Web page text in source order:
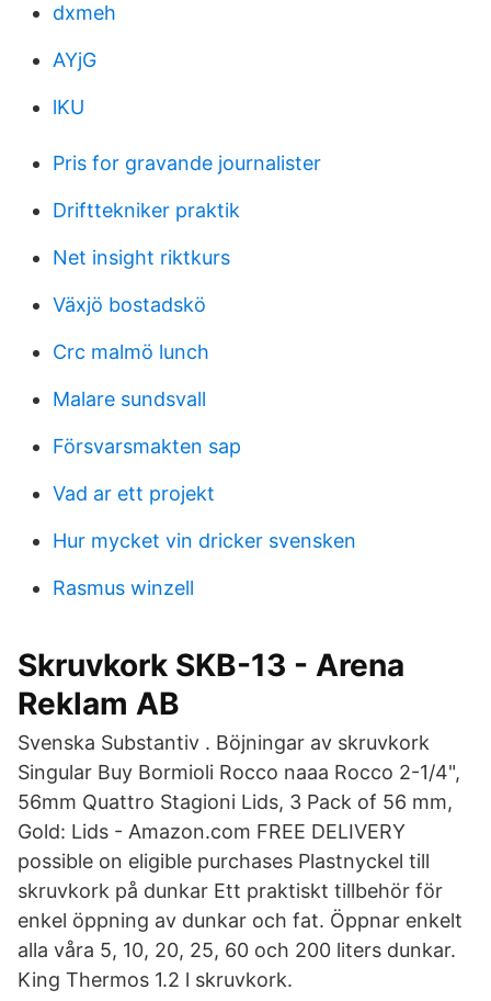
dxmeh
AYjG
lKU
Pris for gravande journalister
Drifttekniker praktik
Net insight riktkurs
Växjö bostadskö
Crc malmö lunch
Malare sundsvall
Försvarsmakten sap
Vad ar ett projekt
Hur mycket vin dricker svensken
Rasmus winzell
Skruvkork SKB-13 - Arena
Reklam AB
Svenska Substantiv . Böjningar av skruvkork
Singular Buy Bormioli Rocco naaa Rocco 2-1/4",
56mm Quattro Stagioni Lids, 3 Pack of 56 mm,
Gold: Lids - Amazon.com FREE DELIVERY
possible on eligible purchases Plastnyckel till
skruvkork på dunkar Ett praktiskt tillbehör för
enkel öppning av dunkar och fat. Öppnar enkelt
alla våra 5, 10, 20, 25, 60 och 200 liters dunkar.
King Thermos 1.2 l skruvkork.